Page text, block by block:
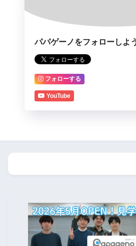
パパゲーノをフォローしよ
フォローする
YouTube